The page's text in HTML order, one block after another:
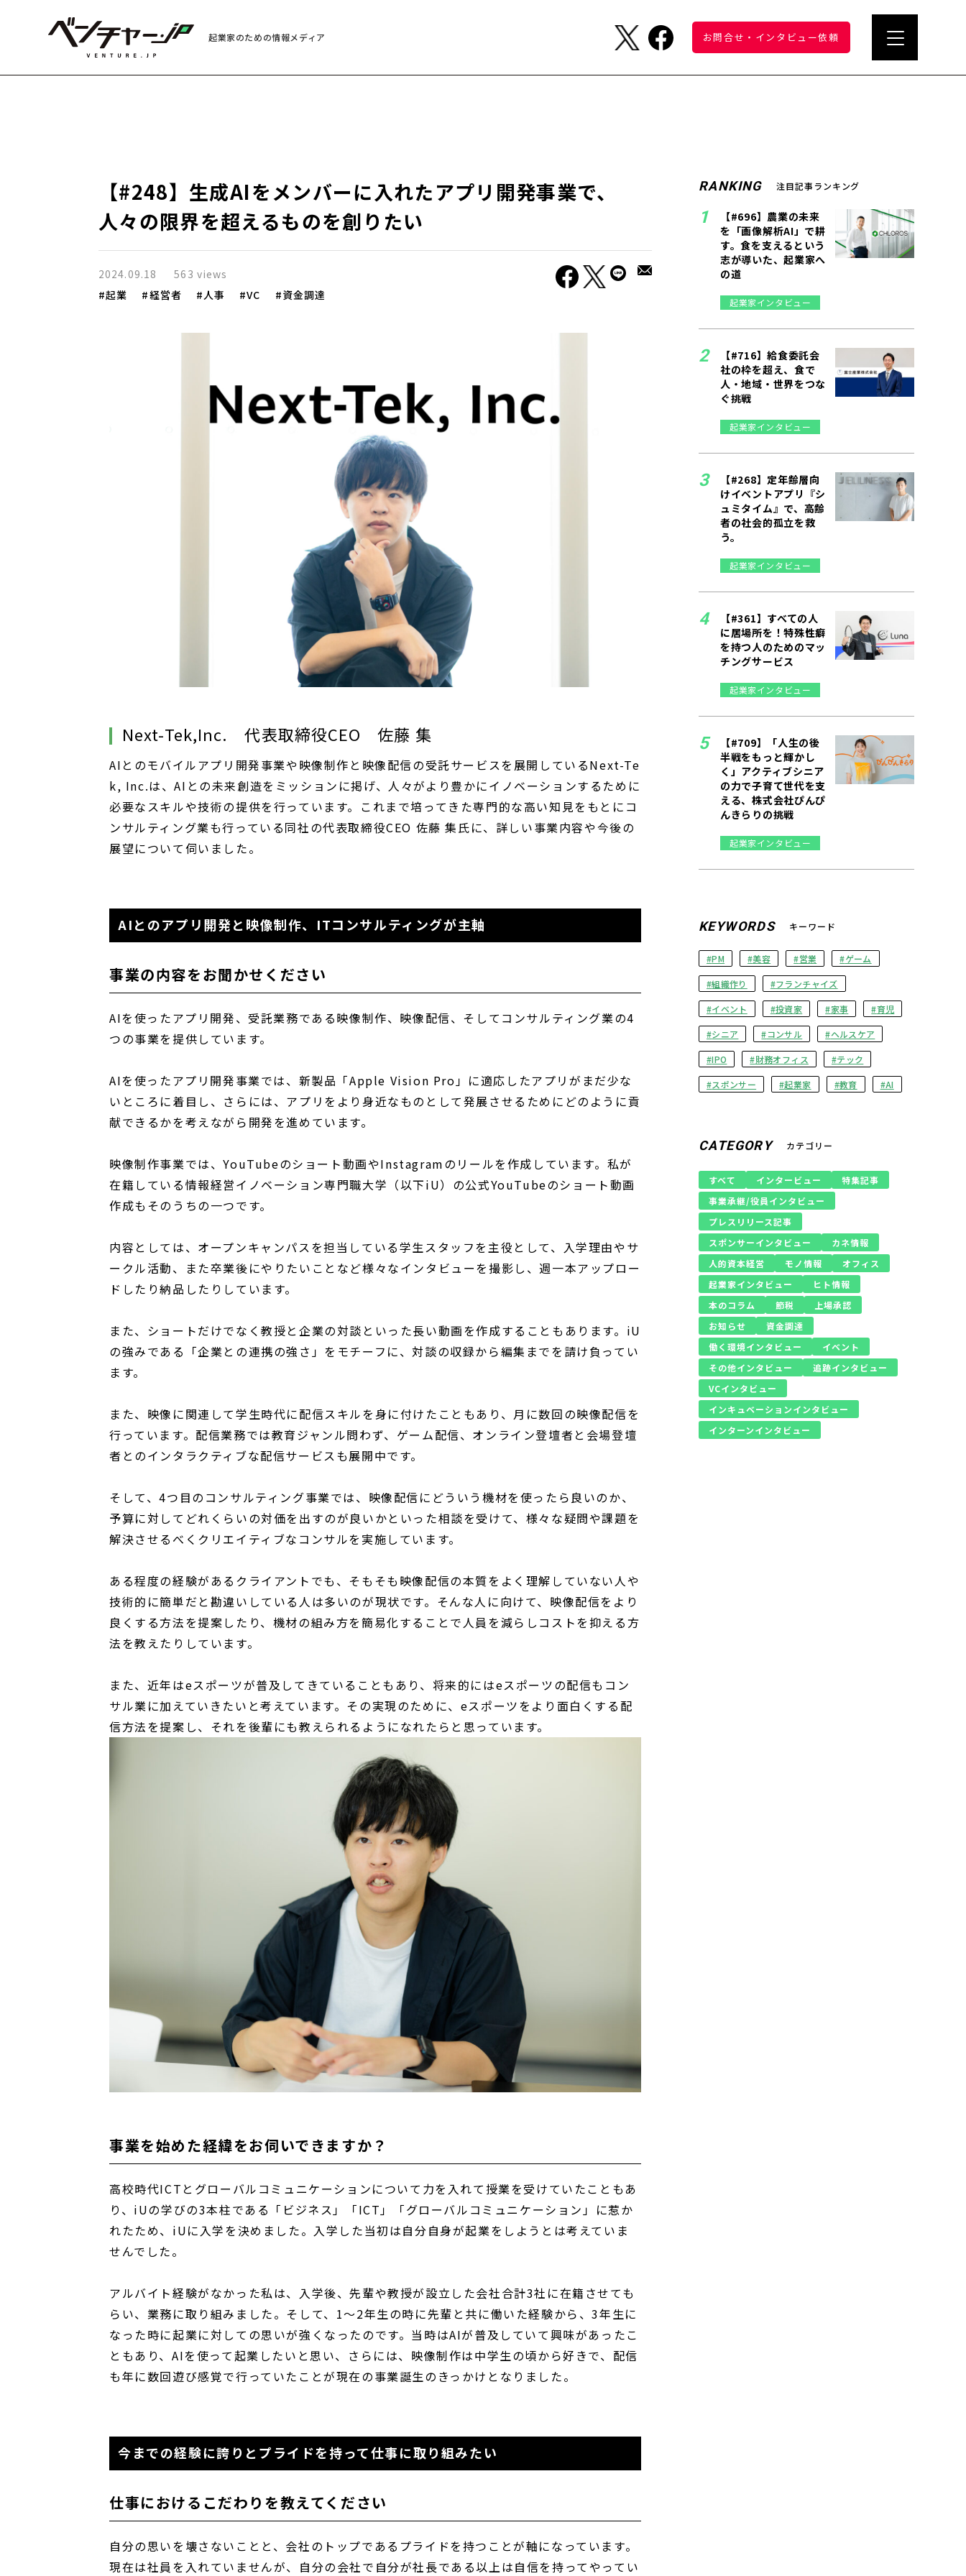
起業家のための情報メディア お問合せ ・ インタビュー依頼
【#248】生成AIをメンバーに入れたアプリ開発事業で、
人々の限界を超えるものを創りたい
2024.09.18
563 views
起業
経営者 人事 VC 資金調達
Next-Tek,Inc. 代表取締役CEO 佐藤 集
AIとのモバイルアプリ開発事業や映像制作と映像配信の受託サービスを展開しているNext-Te
k, Inc.は、AIとの未来創造をミッションに掲げ、人々がより豊かにイノベーションするために
必要なスキルや技術の提供を行っています。 これまで培ってきた専門的な高い知見をもとにコ
ンサルティング業も行っている同社の代表取締役CEO 佐藤 集氏に、詳しい事業内容や今後の
展望について伺いました。
AIとのアプリ開発と映像制作、ITコンサルティングが主軸
事業の内容をお聞かせください
AIを使ったアプリ開発、受託業務である映像制作、映像配信、そしてコンサルティング業の4
つの事業を提供しています。
AIを使ったアプリ開発事業では、新製品「Apple Vision Pro」に適応したアプリがまだ少な
いところに着目し、さらには、アプリをより身近なものとして発展させるためにどのように貢
献できるかを考えながら開発を進めています。
映像制作事業では、YouTubeのショート動画やInstagramのリールを作成しています。私が
在籍している情報経営イノベーション専門職大学（以下iU）の公式YouTubeのショート動画
作成もそのうちの一つです。
内容としては、オープンキャンパスを担当している学生スタッフを主役として、入学理由やサ
ークル活動、また卒業後にやりたいことなど様々なインタビューを撮影し、週一本アップロー
ドしたり納品したりしています。
また、ショートだけでなく教授と企業の対談といった長い動画を作成することもあります。iU
の強みである「企業との連携の強さ」をモチーフに、対談の収録から編集までを請け負ってい
ます。
また、映像に関連して学生時代に配信スキルを身に付けたこともあり、月に数回の映像配信を
行っています。配信業務では教育ジャンル問わず、ゲーム配信、オンライン登壇者と会場登壇
者とのインタラクティブな配信サービスも展開中です。
そして、4つ目のコンサルティング事業では、映像配信にどういう機材を使ったら良いのか、
予算に対してどれくらいの対価を出すのが良いかといった相談を受けて、様々な疑問や課題を
解決させるべくクリエイティブなコンサルを実施しています。
ある程度の経験があるクライアントでも、そもそも映像配信の本質をよく理解していない人や
技術的に簡単だと勘違いしている人は多いのが現状です。そんな人に向けて、映像配信をより
良くする方法を提案したり、機材の組み方を簡易化することで人員を減らしコストを抑える方
法を教えたりしています。
また、近年はeスポーツが普及してきていることもあり、将来的にはeスポーツの配信もコン
サル業に加えていきたいと考えています。その実現のために、eスポーツをより面白くする配
信方法を提案し、それを後輩にも教えられるようになれたらと思っています。
事業を始めた経緯をお伺いできますか？
高校時代ICTとグローバルコミュニケーションについて力を入れて授業を受けていたこともあ
り、iUの学びの3本柱である「ビジネス」「ICT」「グローバルコミュニケーション」に惹か
れたため、iUに入学を決めました。入学した当初は自分自身が起業をしようとは考えていま
せんでした。
アルバイト経験がなかった私は、入学後、先輩や教授が設立した会社合計3社に在籍させても
らい、業務に取り組みました。そして、1〜2年生の時に先輩と共に働いた経験から、3年生に
なった時に起業に対しての思いが強くなったのです。当時はAIが普及していて興味があったこ
ともあり、AIを使って起業したいと思い、さらには、映像制作は中学生の頃から好きで、配信
も年に数回遊び感覚で行っていたことが現在の事業誕生のきっかけとなりました。
今までの経験に誇りとプライドを持って仕事に取り組みたい
仕事におけるこだわりを教えてください
自分の思いを壊さないことと、会社のトップであるプライドを持つことが軸になっています。
現在は社員を入れていませんが、自分の会社で自分が社長である以上は自信を持ってやってい
RANKING 注目記事ランキング
【#696】農業の未来
を「画像解析AI」で耕
す。食を支えるという
志が導いた、起業家へ
の道
起業家インタビュー
【#716】給食委託会
社の枠を超え、食で
人・地域・世界をつな
ぐ挑戦
起業家インタビュー
【#268】定年齢層向
けイベントアプリ『シ
ュミタイム』で、高齢
者の社会的孤立を救
う。
起業家インタビュー
【#361】すべての人
に居場所を！特殊性癖
を持つ人のためのマッ
チングサービス
起業家インタビュー
【#709】「人生の後
半戦をもっと輝かし
く」アクティブシニア
の力で子育て世代を支
える、株式会社ぴんぴ
んきらりの挑戦
起業家インタビュー
KEYWORDS キーワード
PM 美容 営業 ゲーム
組織作り フランチャイズ
イベント 投資家 家事 育児
シニア コンサル ヘルスケア
IPO 財務オフィス テック
スポンサー 起業家 教育 AI
CATEGORY カテゴリー
すべて インタービュー
特集記事
事業承継/役員インタビュー
プレスリリース記事
スポンサーインタビュー
カネ情報
人的資本経営
モノ情報
オフィス
起業家インタビュー
ヒト情報
本のコラム
節税
上場承認
お知らせ
資金調達
働く環境インタビュー
イベント
その他インタビュー
追跡インタビュー
VCインタビュー
インキュベーションインタビュー
インターンインタビュー